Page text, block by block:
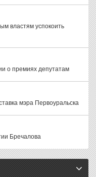
властям успокоить
о премиях депутатам
мэра Первоуральска
Бречалова